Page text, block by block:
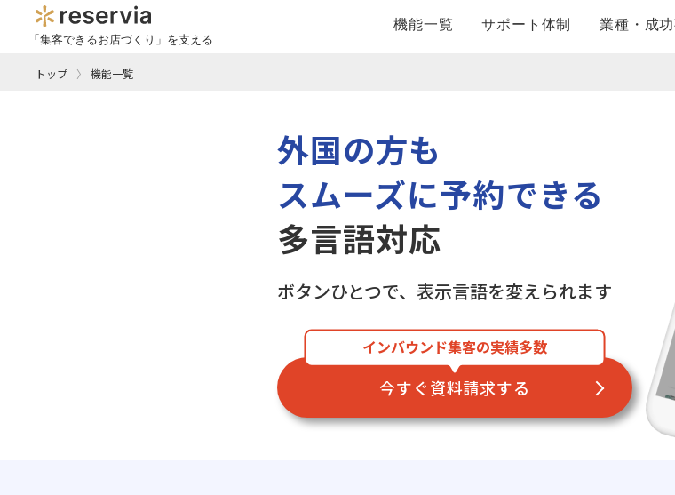
「集客できるお店づくり」を支える
機能一覧 サポート体制 業種・成功
トップ 機能一覧
外国の方も
スムーズに予約できる
多言語対応
ボタンひとつで、表示言語を変えられます
インバウンド集客の実績多数
今すぐ資料請求する